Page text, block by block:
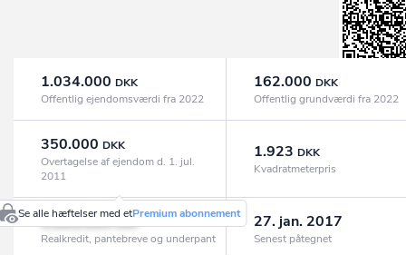
1.034.000 DKK
Offentlig ejendomsværdi fra 2022
162.000 DKK
Offentlig grundværdi fra 2022
350.000 DKK
Overtagelse af ejendom d. 1. jul.
2011
1.923 DKK
Kvadratmeterpris
1.281.000
Se alle hæftelser med etPremium abonnement
Realkredit, pantebreve og underpant
27. jan. 2017
Senest påtegnet